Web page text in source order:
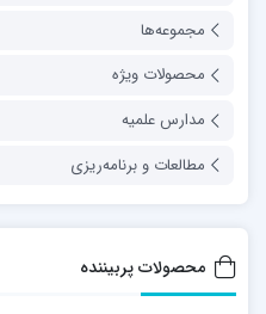
مجموعه‌ها
محصولات ویژه
مدارس علمیه
مطالعات و برنامه‌ریزی
محصولات پربیننده